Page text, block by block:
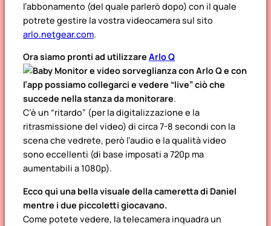
l’abbonamento (del quale parlerò dopo) con il quale
potrete gestire la vostra videocamera sul sito
arlo.netgear.com.
Ora siamo pronti ad utilizzare Arlo Q
e con
l’app possiamo collegarci e vedere “live” ciò che
succede nella stanza da monitorare.
C’è un “ritardo” (per la digitalizzazione e la
ritrasmissione del video) di circa 7-8 secondi con la
scena che vedrete, però l’audio e la qualità video
sono eccellenti (di base imposati a 720p ma
aumentabili a 1080p).
Ecco qui una bella visuale della cameretta di Daniel
mentre i due piccoletti giocavano.
Come potete vedere, la telecamera inquadra un